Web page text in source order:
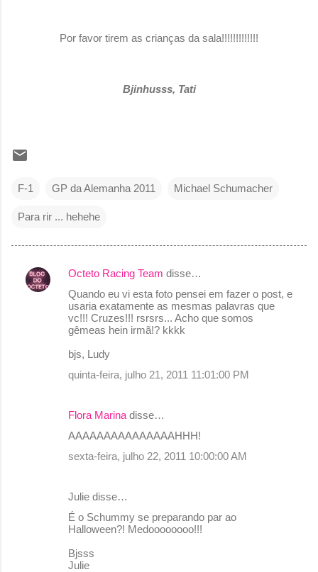
Por favor tirem as crianças da sala!!!!!!!!!!!!!
Bjinhusss, Tati
F-1 GP da Alemanha 2011 Michael Schumacher
Para rir ... hehehe
C
Octeto Racing Team disse…
Quando eu vi esta foto pensei em fazer o post, e
usaria exatamente as mesmas palavras que
vc!!! Cruzes!!! rsrsrs... Acho que somos
gêmeas hein irmã!? kkkk
bjs, Ludy
quinta-feira, julho 21, 2011 11:01:00 PM
Flora Marina disse…
AAAAAAAAAAAAAAAHHH!
sexta-feira, julho 22, 2011 10:00:00 AM
Julie disse…
É o Schummy se preparando par ao
Halloween?! Medoooooooo!!!
Bjsss
Julie